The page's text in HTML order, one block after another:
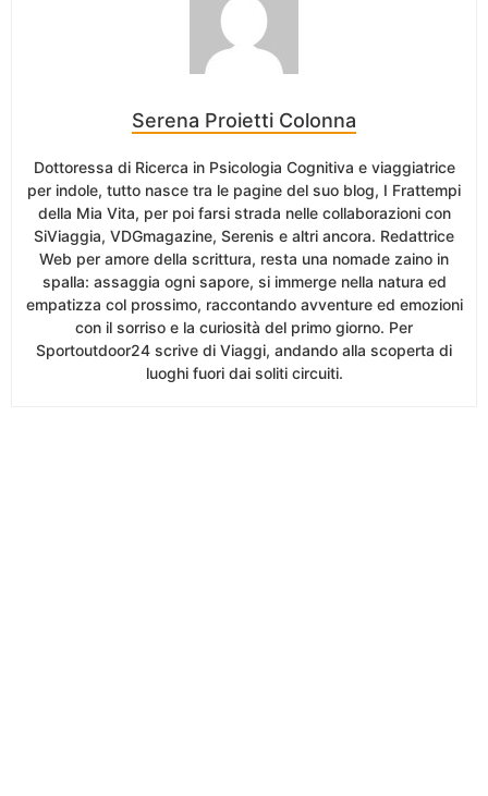
Serena Proietti Colonna
Dottoressa di Ricerca in Psicologia Cognitiva e viaggiatrice
per indole, tutto nasce tra le pagine del suo blog, I Frattempi
della Mia Vita, per poi farsi strada nelle collaborazioni con
SiViaggia, VDGmagazine, Serenis e altri ancora. Redattrice
Web per amore della scrittura, resta una nomade zaino in
spalla: assaggia ogni sapore, si immerge nella natura ed
empatizza col prossimo, raccontando avventure ed emozioni
con il sorriso e la curiosità del primo giorno. Per
Sportoutdoor24 scrive di Viaggi, andando alla scoperta di
luoghi fuori dai soliti circuiti.